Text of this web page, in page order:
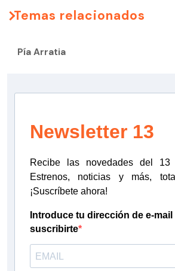
Temas relacionados
Pía Arratia
Newsletter 13
Recibe las novedades del
Estrenos, noticias y más,
¡Suscríbete ahora!
Introduce tu dirección de e-mail
suscribirte